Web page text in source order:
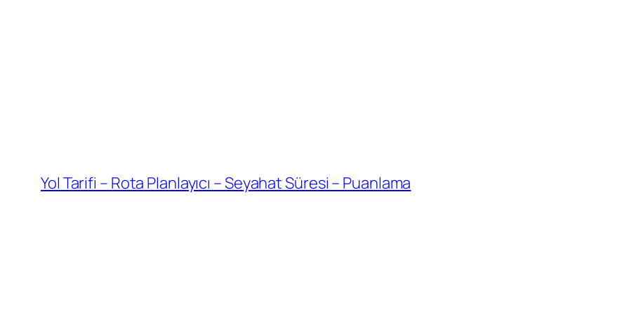
Yol Tarifi – Rota Planlayıcı – Seyahat Süresi – Puanlama